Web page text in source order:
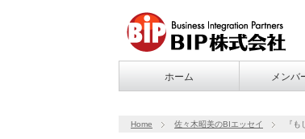
ホーム メンバ
Home 佐々木昭美のBIエッセイ 『